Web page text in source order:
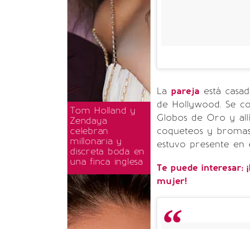
Tom Holland y
Zendaya
celebran
millonaria y
discreta boda en
una finca inglesa
La pareja está
de Hollywood. Se
Globos de Oro y
coqueteos y
estuvo presente en
Te puede interesar:
mujer!